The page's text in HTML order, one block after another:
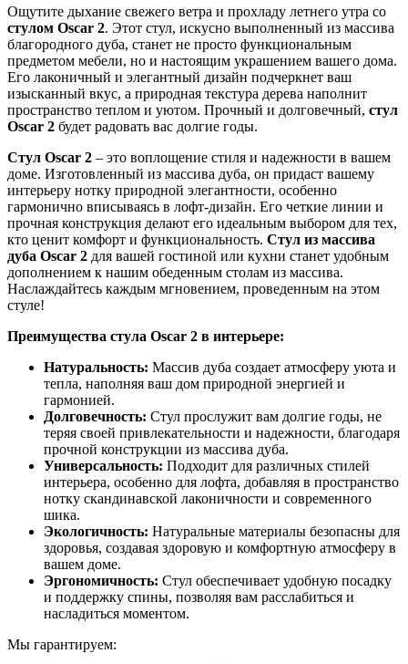
Ощутите дыхание свежего ветра и прохладу летнего утра со
стулом Oscar 2. Этот стул, искусно выполненный из массива
благородного дуба, станет не просто функциональным
предметом мебели, но и настоящим украшением вашего дома.
Его лаконичный и элегантный дизайн подчеркнет ваш
изысканный вкус, а природная текстура дерева наполнит
пространство теплом и уютом. Прочный и долговечный, стул
Oscar 2 будет радовать вас долгие годы.
Стул Oscar 2 – это воплощение стиля и надежности в вашем
доме. Изготовленный из массива дуба, он придаст вашему
интерьеру нотку природной элегантности, особенно
гармонично вписываясь в лофт-дизайн. Его четкие линии и
прочная конструкция делают его идеальным выбором для тех,
кто ценит комфорт и функциональность. Стул из массива
дуба Oscar 2 для вашей гостиной или кухни станет удобным
дополнением к нашим обеденным столам из массива.
Наслаждайтесь каждым мгновением, проведенным на этом
стуле!
Преимущества стула Oscar 2 в интерьере:
Натуральность: Массив дуба создает атмосферу уюта и
тепла, наполняя ваш дом природной энергией и
гармонией.
Долговечность: Стул прослужит вам долгие годы, не
теряя своей привлекательности и надежности, благодаря
прочной конструкции из массива дуба.
Универсальность: Подходит для различных стилей
интерьера, особенно для лофта, добавляя в пространство
нотку скандинавской лаконичности и современного
шика.
Экологичность: Натуральные материалы безопасны для
здоровья, создавая здоровую и комфортную атмосферу в
вашем доме.
Эргономичность: Стул обеспечивает удобную посадку
и поддержку спины, позволяя вам расслабиться и
насладиться моментом.
Мы гарантируем: